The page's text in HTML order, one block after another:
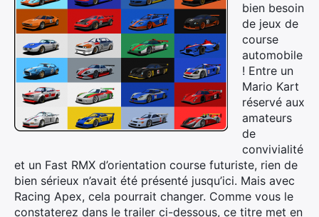
bien besoin
de jeux de
course
automobile
! Entre un
Mario Kart
réservé aux
amateurs
de
convivialité
et un Fast RMX d’orientation course futuriste, rien de
bien sérieux n’avait été présenté jusqu’ici. Mais avec
Racing Apex, cela pourrait changer. Comme vous le
constaterez dans le trailer ci-dessous, ce titre met en